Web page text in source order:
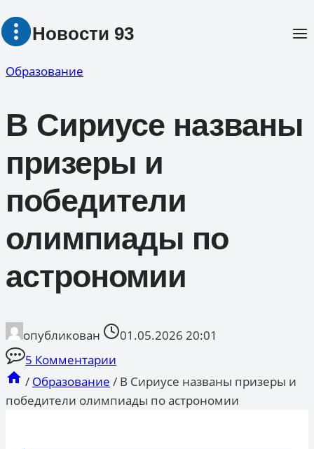
Перейти
Новости 93
Образование
В Сириусе названы
призеры и
победители
олимпиады по
астрономии
опубликован
01.05.2026 20:01
5 Комментарии
/ Образование / В Сириусе названы призеры и
победители олимпиады по астрономии